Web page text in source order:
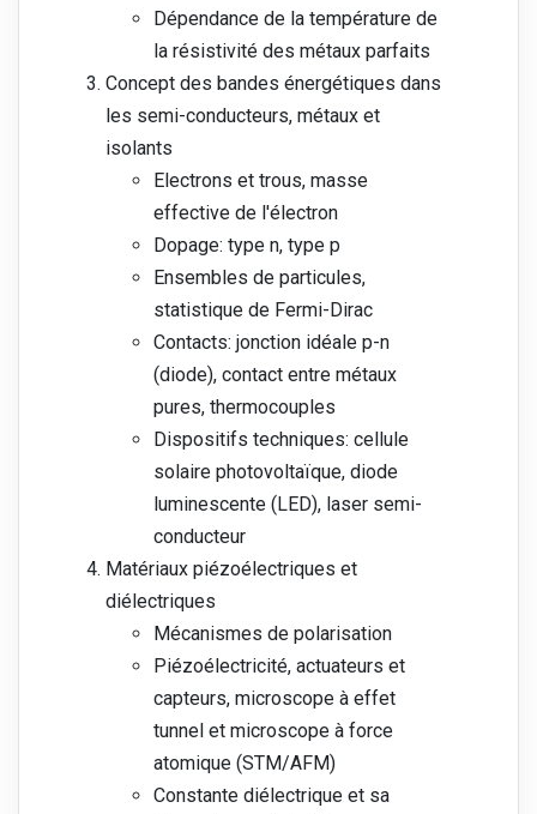
Dépendance de la température de
la résistivité des métaux parfaits
Concept des bandes énergétiques dans
les semi-conducteurs, métaux et
isolants
Electrons et trous, masse
effective de l'électron
Dopage: type n, type p
Ensembles de particules,
statistique de Fermi-Dirac
Contacts: jonction idéale p-n
(diode), contact entre métaux
pures, thermocouples
Dispositifs techniques: cellule
solaire photovoltaïque, diode
luminescente (LED), laser semi-
conducteur
Matériaux piézoélectriques et
diélectriques
Mécanismes de polarisation
Piézoélectricité, actuateurs et
capteurs, microscope à effet
tunnel et microscope à force
atomique (STM/AFM)
Constante diélectrique et sa